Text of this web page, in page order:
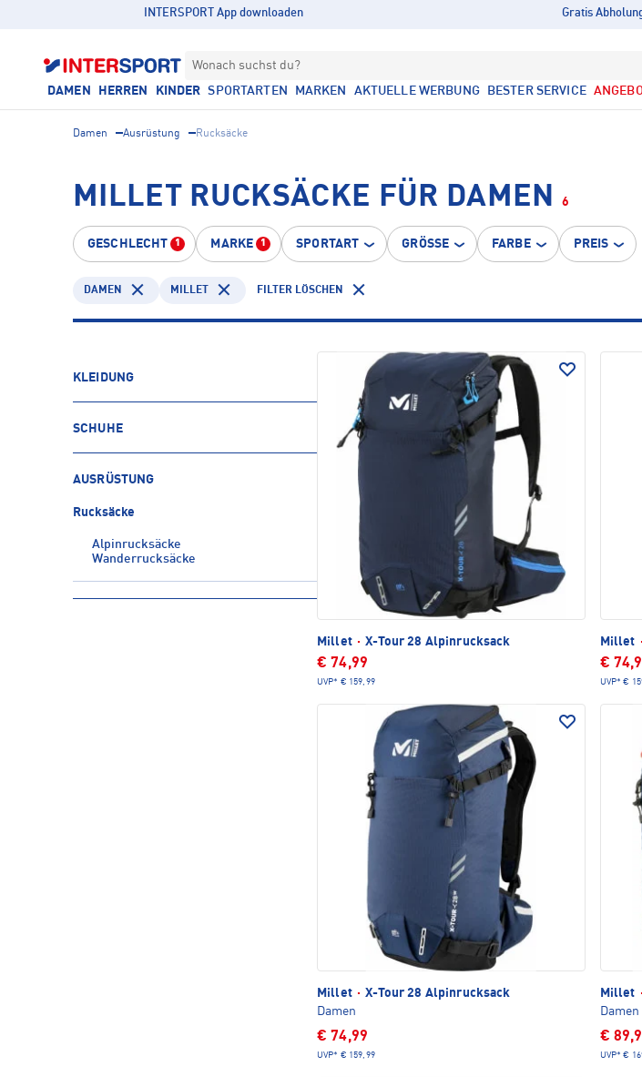
INTERSPORT App downloaden Gratis
Wonach suchst du?
DAMEN HERREN KINDER SPORTARTEN MARKEN AKTUELLE WERBUNG BESTER SERVICE
Damen Ausrüstung Rucksäcke
MILLET RUCKSÄCKE FÜR DAMEN 6
GESCHLECHT 1 MARKE 1 SPORTART GRÖSSE FARBE PREIS
DAMEN MILLET FILTER LÖSCHEN
KLEIDUNG
SCHUHE
AUSRÜSTUNG
Rucksäcke
Alpinrucksäcke
Wanderrucksäcke
Millet · X-Tour 28 Alpinrucksack
€ 74,99
UVP* € 159,99
Millet ·
€
UVP* €
Millet · X-Tour 28 Alpinrucksack
Damen
€ 74,99
UVP* € 159,99
Millet ·
Damen
€
UVP* €